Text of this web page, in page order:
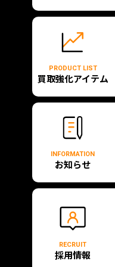
PRODUCT LIST
買取強化アイテム
INFORMATION
お知らせ
RECRUIT
採用情報